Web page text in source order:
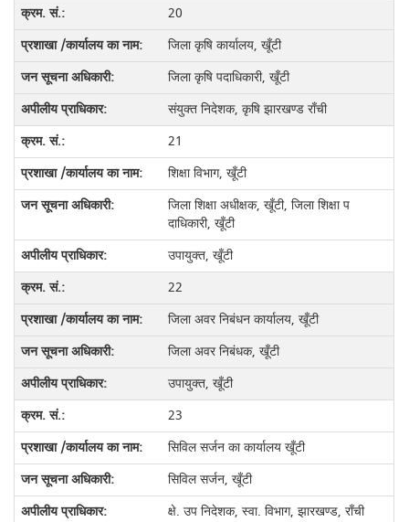
20
जिला कृषि कार्यालय, खूँटी
जिला कृषि पदाधिकारी, खूँटी
संयुक्त निदेशक, कृषि झारखण्ड राँची
21
शिक्षा विभाग, खूँटी
जिला शिक्षा अधीक्षक, खूँटी, जिला शिक्षा प
दाधिकारी, खूँटी
उपायुक्त, खूँटी
22
जिला अवर निबंधन कार्यालय, खूँटी
जिला अवर निबंधक, खूँटी
उपायुक्त, खूँटी
23
सिविल सर्जन का कार्यालय खूँटी
सिविल सर्जन, खूँटी
क्षे. उप निदेशक, स्वा. विभाग, झारखण्ड, राँची